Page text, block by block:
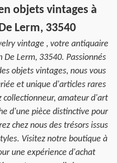
objets vintages à
Lerm, 33540
vintage , votre antiquaire
Lerm, 33540. Passionnés
objets vintages, nous vous
et unique d'articles rares
collectionneur, amateur d'art
d'une pièce distinctive pour
chez nous des trésors issus
Visitez notre boutique à
une expérience d'achat